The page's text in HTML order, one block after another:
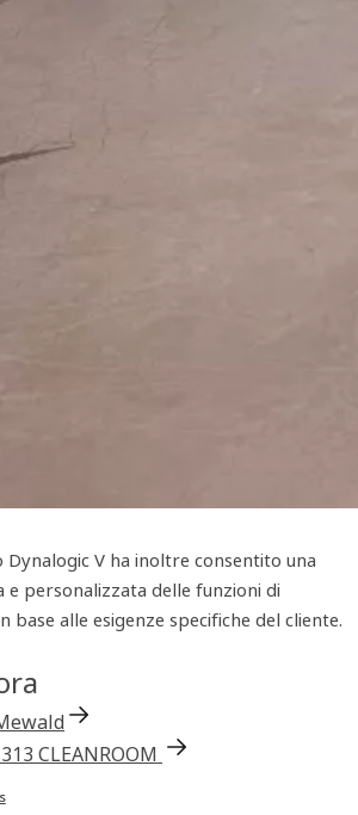
Dynalogic V ha inoltre consentito una
personalizzata delle funzioni di
base alle esigenze specifiche del cliente.
CLEANROOM